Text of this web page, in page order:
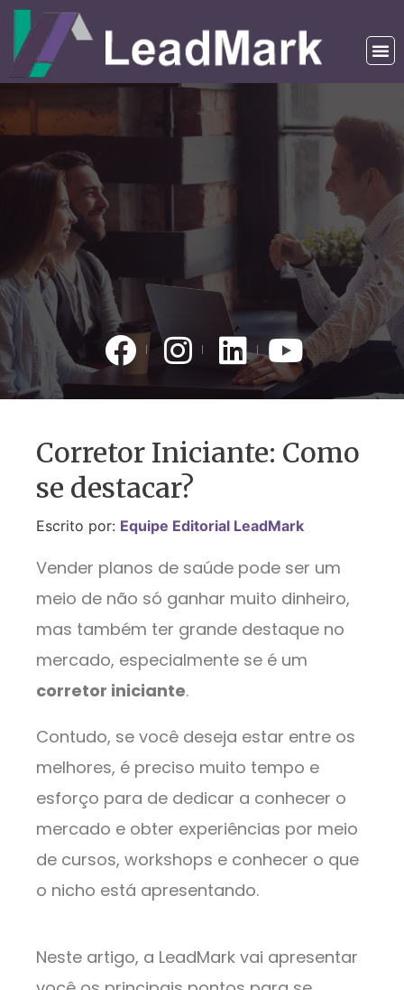
Corretor Iniciante: Como
se destacar?
Escrito por: Equipe Editorial LeadMark
Vender planos de saúde pode ser um
meio de não só ganhar muito dinheiro,
mas também ter grande destaque no
mercado, especialmente se é um
corretor iniciante.
Contudo, se você deseja estar entre os
melhores, é preciso muito tempo e
esforço para de dedicar a conhecer o
mercado e obter experiências por meio
de cursos, workshops e conhecer o que
o nicho está apresentando.
Neste artigo, a LeadMark vai apresentar